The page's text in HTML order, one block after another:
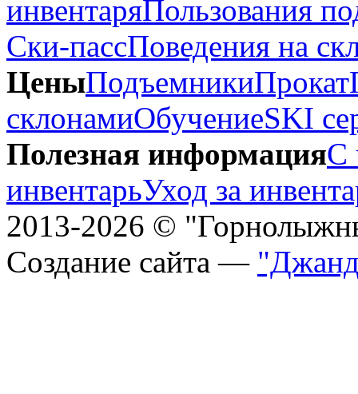
инвентаряПользования
Ски-пассПоведения на
ЦеныПодъемникиПрокат
склонамиОбучениеSKI
Полезная информацияС
инвентарьУход за
2013-2026 ©
Создание сайта —